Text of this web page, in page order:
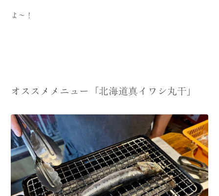
よ〜！
オススメメニュー「北海道真イワシ丸干」